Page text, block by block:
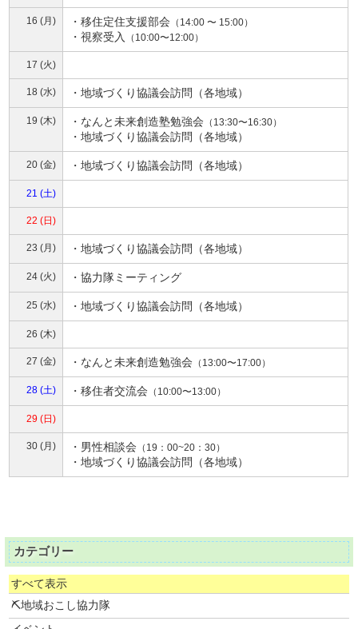
16 (月) ・移住定住支援部会 （14:00 〜 15:00）
・視察受入 （10:00〜12:00）
17 (火)
18 (水) ・地域づくり協議会訪問（各地域）
19 (木) ・ なんと未来創造塾勉強会 （13:30〜16:30）
・地域づくり協議会訪問（各地域）
20 (金) ・地域づくり協議会訪問（各地域）
21 (土)
22 (日)
23 (月) ・地域づくり協議会訪問（各地域）
24 (火) ・協力隊ミーティング
25 (水) ・地域づくり協議会訪問（各地域）
26 (木)
27 (金) ・ なんと未来創造勉強会 （13:00〜17:00）
28 (土) ・移住者交流会 （10:00〜13:00）
29 (日)
30 (月) ・ 男性相談会 （19：00~20：30）
・地域づくり協議会訪問（各地域）
カテゴリー
すべて表示
⛏地域おこし協力隊